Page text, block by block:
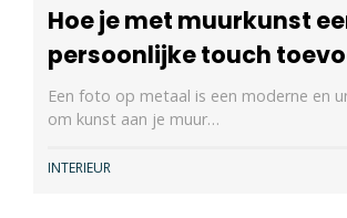
Hoe je met muurkunst
persoonlijke touch
Een foto op metaal is een moderne en
om kunst aan je muur…
INTERIEUR